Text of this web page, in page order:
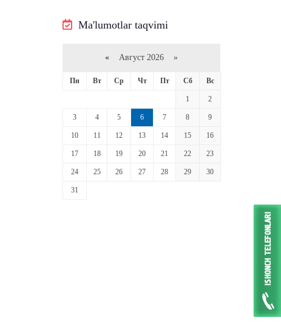
Ma'lumotlar taqvimi
« Август 2026 »
Пн Вт Ср Чт Пт Сб Вс
1 2
3 4 5 6 7 8 9
10 11 12 13 14 15 16
17 18 19 20 21 22 23
24 25 26 27 28 29 30
31